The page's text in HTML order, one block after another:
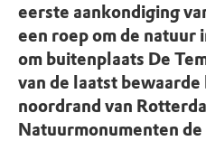
eerste aankondiging
een roep om de natuur
om buitenplaats De
van de laatst
noordrand van
Natuurmonumenten